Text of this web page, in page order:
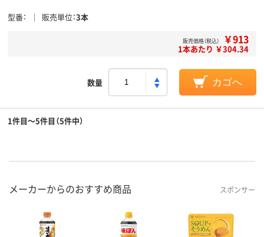
型番 販売単位 3本
販売価格（税込） ￥913
1本あたり ￥304.34
数量 カゴへ
1件目～5件目（5件中）
メーカーからのおすすめ商品 スポンサー